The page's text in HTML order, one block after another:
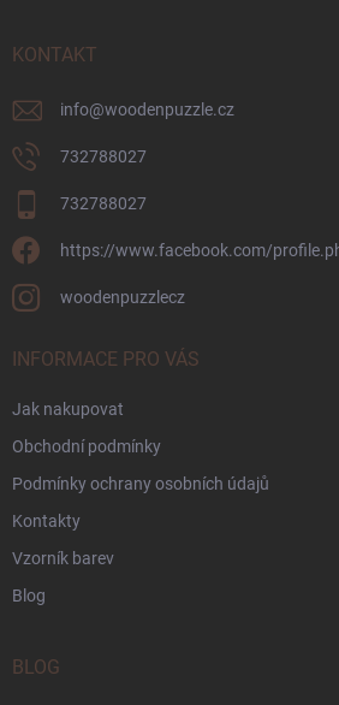
KONTAKT
info@woodenpuzzle.cz
732788027
732788027
https://www.facebook.com/
woodenpuzzlecz
INFORMACE PRO VÁS
Jak nakupovat
Obchodní podmínky
Podmínky ochrany osobních údajů
Kontakty
Vzorník barev
Blog
BLOG